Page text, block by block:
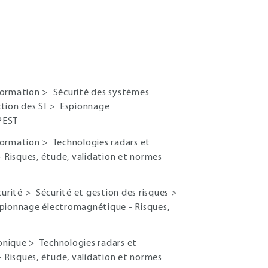
> Sécurité des systèmes
des SI >
Espionnage
>
Technologies radars et
étude, validation et normes
> Sécurité et gestion des risques >
électromagnétique - Risques,
>
Technologies radars et
étude, validation et normes